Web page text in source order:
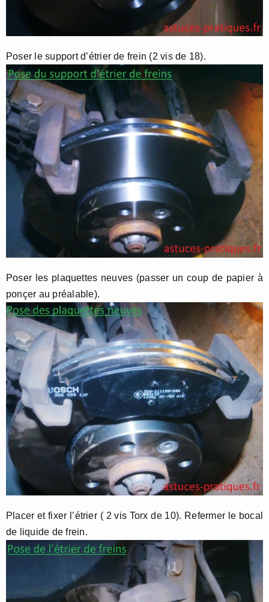
Poser le support d’étrier de frein (2 vis de 18).
Poser les plaquettes neuves (passer un coup de papier à
ponçer au préalable).
Placer et fixer l’étrier ( 2 vis Torx de 10). Refermer le bocal
de liquide de frein.